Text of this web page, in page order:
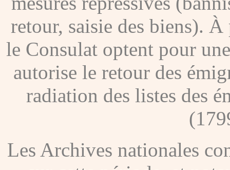
retour, saisie des biens).
le Consulat optent pour
autorise le retour des
radiation des listes des
Les Archives nationales